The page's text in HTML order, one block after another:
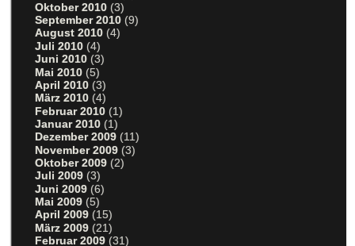
Oktober 2010 (3)
September 2010 (9)
August 2010 (4)
Juli 2010 (4)
Juni 2010 (3)
Mai 2010 (5)
April 2010 (3)
März 2010 (4)
Februar 2010 (1)
Januar 2010 (1)
Dezember 2009 (11)
November 2009 (3)
Oktober 2009 (2)
Juli 2009 (3)
Juni 2009 (6)
Mai 2009 (5)
April 2009 (15)
März 2009 (21)
Februar 2009 (31)